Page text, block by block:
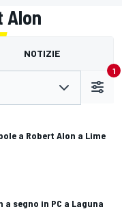
Alon
NOTIZIE
1
a Robert Alon a Lime
segno in PC a Laguna